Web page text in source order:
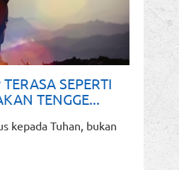
SEPERTI
TENGGE...
kepada Tuhan, bukan